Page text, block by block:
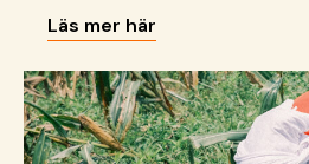
trygghet för barn i sommar.
Läs mer här